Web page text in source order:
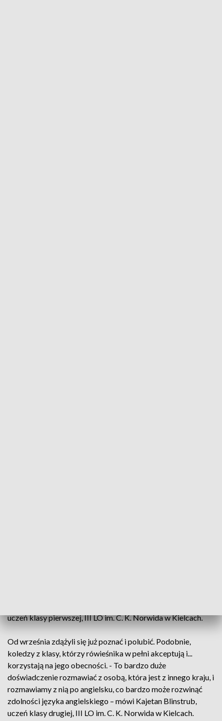
uczeń klasy pierwszej, III LO im. C. K. Norwida w Kielcach.
Od września zdążyli się już poznać i polubić. Podobnie,
koledzy z klasy, którzy rówieśnika w pełni akceptują i...
korzystają na jego obecności. - To bardzo duże
doświadczenie rozmawiać z osobą, która jest z innego kraju, i
rozmawiamy z nią po angielsku, co bardzo może rozwinąć
zdolności języka angielskiego – mówi Kajetan Blinstrub,
uczeń klasy drugiej, III LO im. C. K. Norwida w Kielcach.